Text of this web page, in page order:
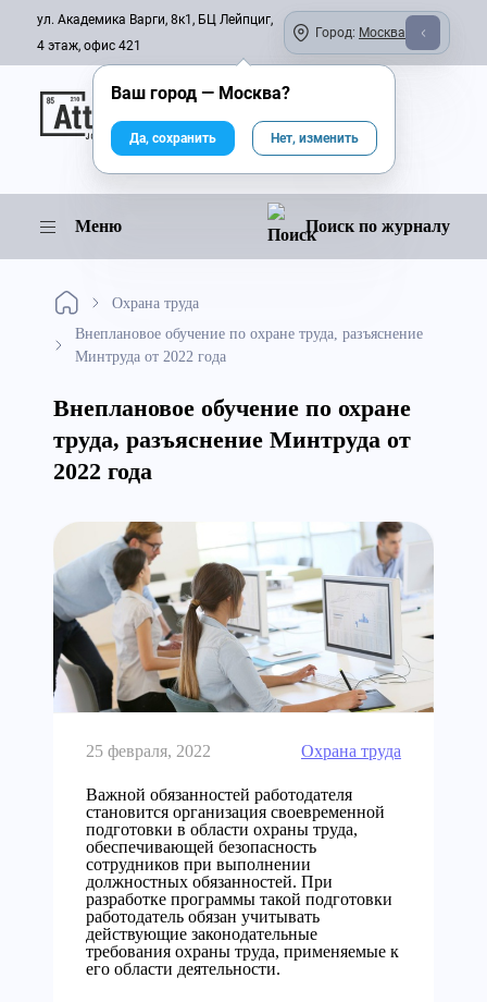
ул. Академика Варги, 8к1, БЦ Лейпциг,
4 этаж, офис 421
Город: Москва
Онлайн-журнал
Меню Поиск по журналу
Охрана труда
Внеплановое обучение по охране труда, разъяснение
Минтруда от 2022 года
Внеплановое обучение по охране
труда, разъяснение Минтруда от
2022 года
25 февраля, 2022 Охрана труда
Важной обязанностей работодателя
становится организация своевременной
подготовки в области охраны труда,
обеспечивающей безопасность
сотрудников при выполнении
должностных обязанностей. При
разработке программы такой подготовки
работодатель обязан учитывать
действующие законодательные
требования охраны труда, применяемые к
его области деятельности.
Ваш город — Москва?
Да, сохранить Нет, изменить